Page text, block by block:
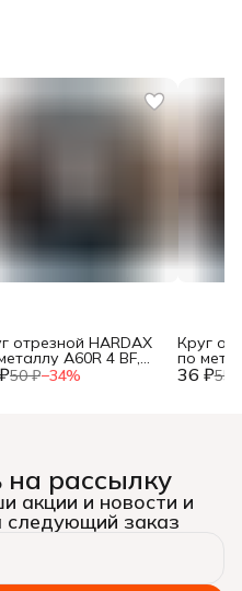
50 ₽−34%
отрезной HARDAX
A60R 4 BF,
1,2 х 22 мм, (шт.) 36 ₽55
Круг
по
125 х
рассылку
акции и новости и
следующий заказ